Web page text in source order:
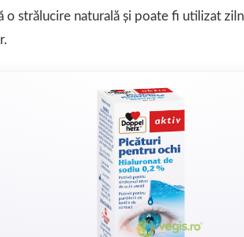
o strălucire naturală și poate fi utilizat